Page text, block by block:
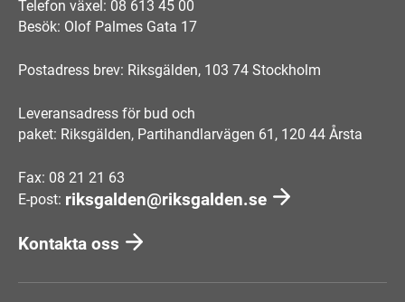
Telefon växel: 08 613 45 00
Besök: Olof Palmes Gata 17
Postadress brev: Riksgälden, 103 74 Stockholm
Leveransadress för bud och
paket: Riksgälden, Partihandlarvägen 61, 120 44 Årsta
Fax: 08 21 21 63
E-post: riksgalden@riksgalden.se
Kontakta oss